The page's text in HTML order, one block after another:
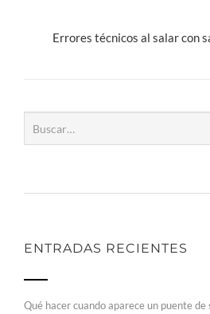
entradas
Errores técnicos al salar con
ENTRADAS RECIENTES
Qué hacer cuando aparece un puente de